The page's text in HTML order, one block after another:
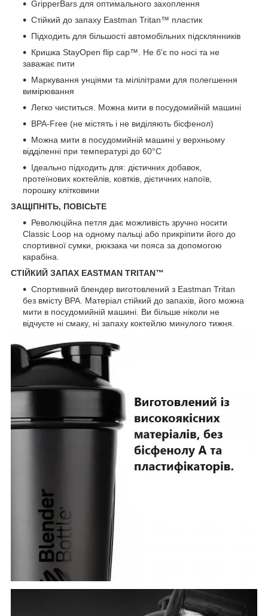
GripperBars для оптимального захоплення
Стійкий до запаху Eastman Tritan™ пластик
Підходить для більшості автомобільних підсклянників
Кришка StayOpen flip cap™. Не б'є по носі та не
заважає пити
Маркування унціями та мілілітрами для полегшення
вимірювання
Легко чиститься. Можна мити в посудомийній машині
BPA-Free (не містять і не виділяють бісфенол)
Можна мити в посудомийній машині у верхньому
відділенні при температурі до 60°C
Ідеально підходить для: дієтичних добавок,
протеїнових коктейлів, ковтків, дієтичних напоїв,
порошку клітковини
ЗАЩІПНІТЬ, ПОВІСЬТЕ
Революційна петля дає можливість зручно носити
Classic Loop на одному пальці або прикріпити його до
спортивної сумки, рюкзака чи пояса за допомогою
карабіна.
СТІЙКИЙ ЗАПАХ EASTMAN TRITAN™
Спортивний блендер виготовлений з Eastman Tritan
без вмісту BPA. Матеріал стійкий до запахів, його можна
мити в посудомийній машині. Ви більше ніколи не
відчуєте ні смаку, ні запаху коктейлю минулого тижня.